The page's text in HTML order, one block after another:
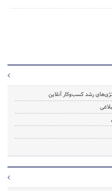
رشد کسب‌وکار آنلاین